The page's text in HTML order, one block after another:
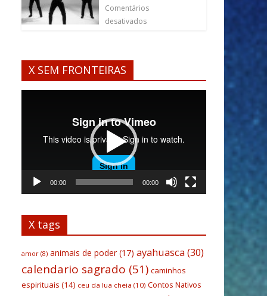
Comentários
desativados
X SEM FRONTEIRAS
00:00 00:00
X tags
amor (8) animais de poder(17) ayahuasca(30)
calendario sagrado (51) caminhos
espirituais (14) ceu da lua cheia (10) Contos Nativos